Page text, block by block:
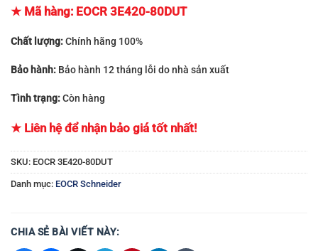
★ Mã hàng: EOCR 3E420-80DUT
Chất lượng:Chính hãng 100%
Bảo hành: Bảo hành 12 tháng lỗi do nhà sản xuất
Tình trạng:Còn hàng
★ Liên hệ để nhận bảo giá tốt nhất!
SKU: EOCR 3E420-80DUT
Danh mục: EOCR Schneider
CHIA SẺ BÀI VIẾT NÀY: